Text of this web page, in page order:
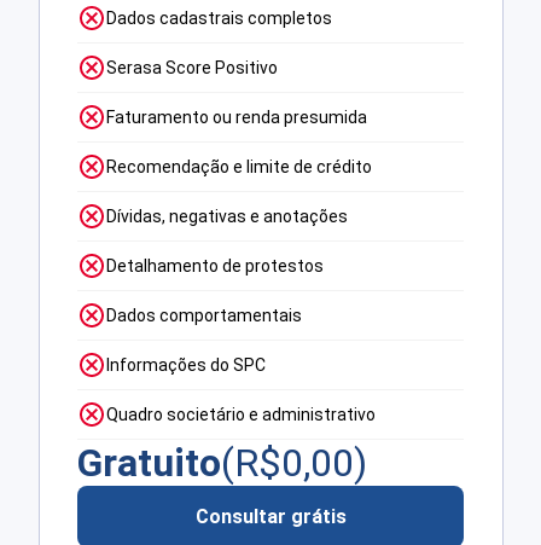
Dados cadastrais completos
Serasa Score Positivo
Faturamento ou renda presumida
Recomendação e limite de crédito
Dívidas, negativas e anotações
Detalhamento de protestos
Dados comportamentais
Informações do SPC
Quadro societário e administrativo
Gratuito(R$0,00)
Consultar grátis